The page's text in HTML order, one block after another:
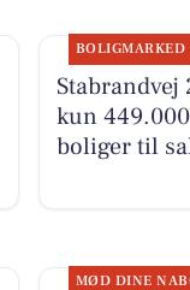
BOLIGMARKED
kun
boliger til
MØD DINE